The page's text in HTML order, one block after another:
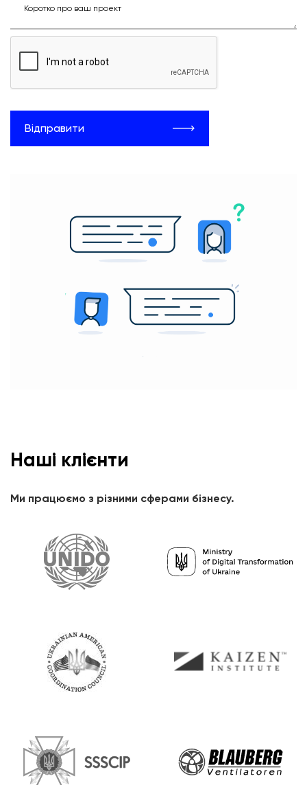
Коротко про ваш проект
Відправити
Наші клієнти
Ми працюємо з різними сферами бізнесу.